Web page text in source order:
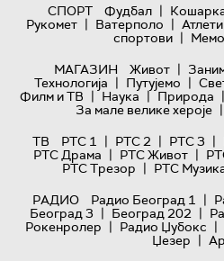
СПОРТ
Фудбал |
Рукомет | Ватерполо |
спортови |
МАГАЗИН
Живот |
Технологијa | Путујемо |
Филм и ТВ | Наука | Природа |
За мале велике хероје |
ТВ
РТС 1 | РТС 2 | РТС 3 |
РТС Драма | РТС Живот |
РТС Трезор | РТС
РАДИО
Радио Београд 1 |
Београд 3 | Београд 202 |
Рокенролер | Радио Џубокс |
Џезер |